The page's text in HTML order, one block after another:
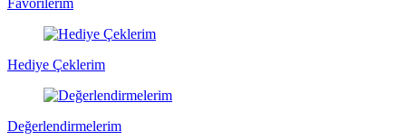
Favorilerim
Hediye Çeklerim
Değerlendirmelerim